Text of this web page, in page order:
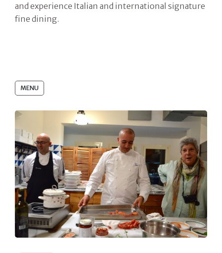
and experience Italian and international signature
fine dining.
MENU